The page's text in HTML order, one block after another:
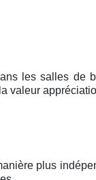
les salles de
valeur
plus